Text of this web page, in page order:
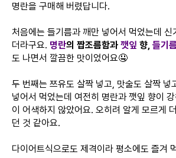
명란을 구매해 버렸답니다.
처음에는 들기름과 깨만 넣어서 먹었는데
더라구요. 명란의 짭조름함과 깻잎 향, 들기름
도 나면서 깔끔한 맛이었어요🤤
두 번째는 쯔유도 살짝 넣고, 맛술도 살짝 넣
넣어서 먹었는데 여전히 명란과 깻잎 향이
이 어색하지 않았어요. 오히려 알게 모르게
던 것 같아요.
다이어트식으로도 제격이라 평소에도 즐겨